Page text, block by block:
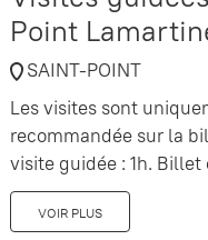
Point
SAINT-POINT
Les visites sont
recommandée sur la
visite guidée : 1h. Billet
VOIR PLUS